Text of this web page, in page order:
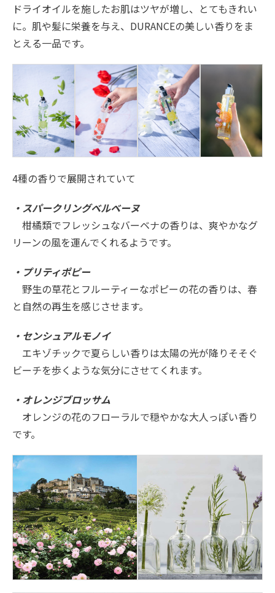
ドライオイルを施したお肌はツヤが増し、とてもきれい
に。肌や髪に栄養を与え、DURANCEの美しい香りをま
とえる一品です。
4種の香りで展開されていて
・スパークリングベルベーヌ
柑橘類でフレッシュなバーベナの香りは、爽やかなグ
リーンの風を運んでくれるようです。
・プリティポピー
野生の草花とフルーティーなポピーの花の香りは、春
と自然の再生を感じさせます。
・センシュアルモノイ
エキゾチックで夏らしい香りは太陽の光が降りそそぐ
ビーチを歩くような気分にさせてくれます。
・オレンジブロッサム
オレンジの花のフローラルで穏やかな大人っぽい香り
です。